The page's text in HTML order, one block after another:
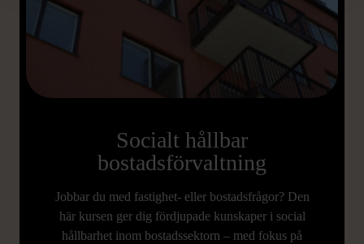
Socialt hållbar
bostadsförvaltning
Jobbar du med fastighet- eller bostadsfrågor? Den
här kursen ger dig fördjupade kunskaper i social
hållbarhet inom bostadssektorn – med fokus på